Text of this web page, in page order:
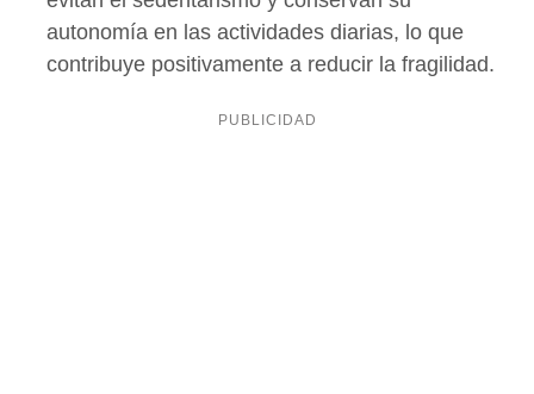
autonomía en las actividades diarias, lo que
contribuye positivamente a reducir la fragilidad.